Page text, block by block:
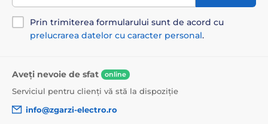
Prin trimiterea formularului sunt de acord cu
prelucrarea datelor cu caracter personal.
Aveți nevoie de sfat online
Serviciul pentru clienți vă stă la dispoziție
info@zgarzi-electro.ro